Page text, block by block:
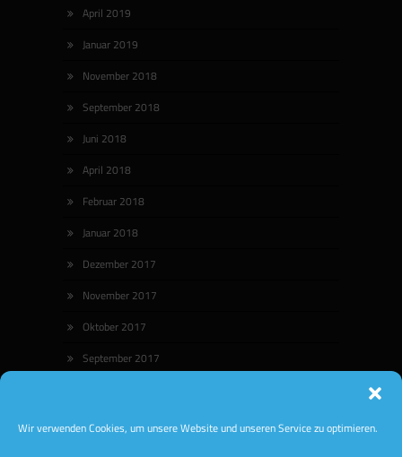
Wir verwenden Cookies, um unsere Website und unseren Service zu optimieren.
April 2019
Januar 2019
November 2018
September 2018
Juni 2018
April 2018
Februar 2018
Januar 2018
Dezember 2017
November 2017
Oktober 2017
September 2017